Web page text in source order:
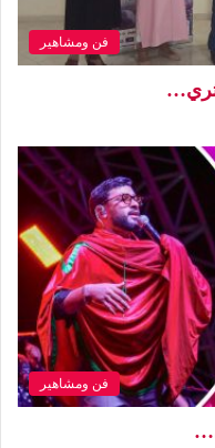
فن ومشاهير
فن ومشاهير